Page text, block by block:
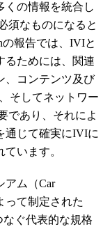
くの情報を統合し
須なものになると
の報告では、IVIと
るためには、関連
、コンテンツ及び
そしてネットワー
であり、それによ
通じて確実にIVIに
います。
アム（Car
って制定された
ぐ代表的な規格